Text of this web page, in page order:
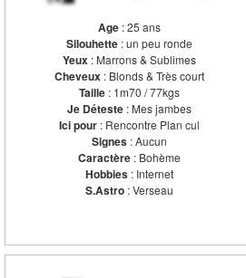
Age : 25 ans
Silouhette : un peu ronde
Yeux : Marrons & Sublimes
Cheveux : Blonds & Très court
Taille : 1m70 / 77kgs
Je Déteste : Mes jambes
Ici pour : Rencontre Plan cul
Signes : Aucun
Caractère : Bohème
Hobbies : Internet
S.Astro : Verseau